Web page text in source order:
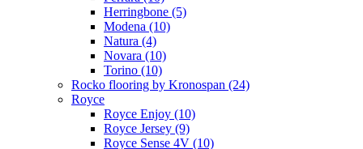
Herringbone (5)
Modena (10)
Natura (4)
Novara (10)
Torino (10)
Rocko flooring by Kronospan (24)
Royce
Royce Enjoy (10)
Royce Jersey (9)
Royce Sense 4V (10)